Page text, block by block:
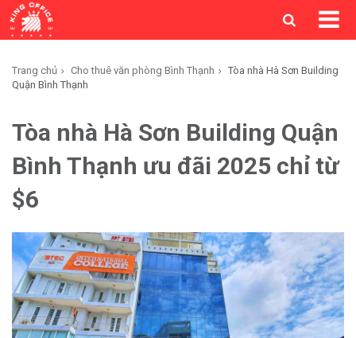
Trang chủ Cho thuê văn phòng Bình Thạnh
Tòa nhà Hà Sơn Building
Quận Bình Thạnh
Tòa nhà Hà Sơn Building Quận
Bình Thạnh ưu đãi 2025 chỉ từ
$6